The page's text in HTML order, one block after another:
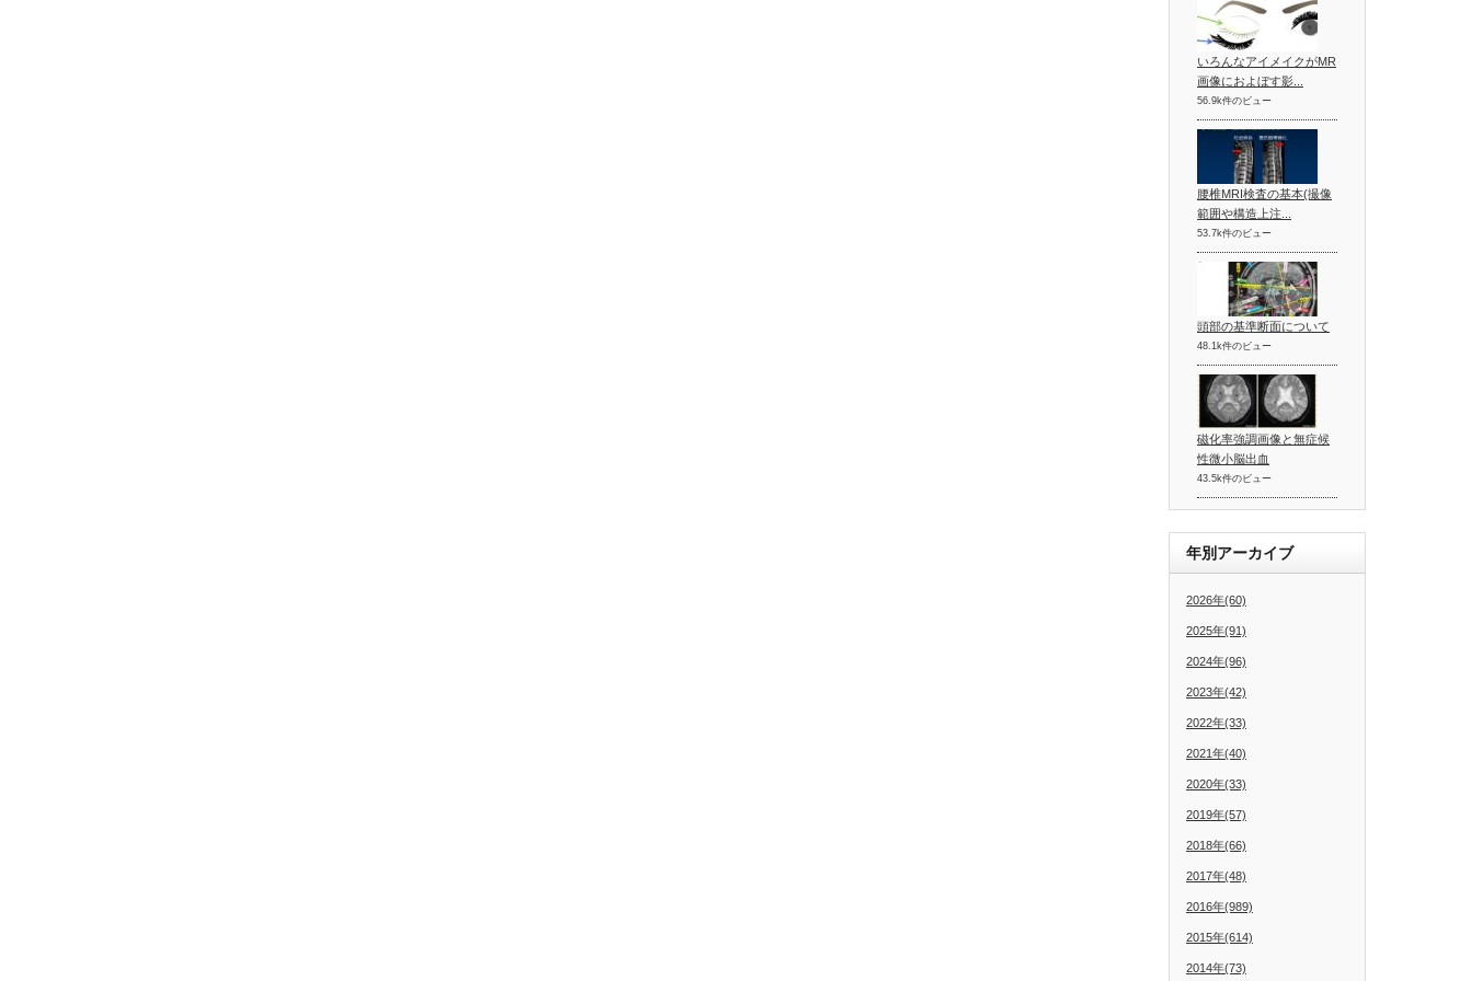
いろんなアイメイクがMR
画像におよぼす影...
56.9k件のビュー
腰椎MRI検査の基本(撮像
範囲や構造上注...
53.7k件のビュー
頭部の基準断面について
48.1k件のビュー
磁化率強調画像と無症候
性微小脳出血
43.5k件のビュー
年別アーカイブ
2026年(60)
2025年(91)
2024年(96)
2023年(42)
2022年(33)
2021年(40)
2020年(33)
2019年(57)
2018年(66)
2017年(48)
2016年(989)
2015年(614)
2014年(73)